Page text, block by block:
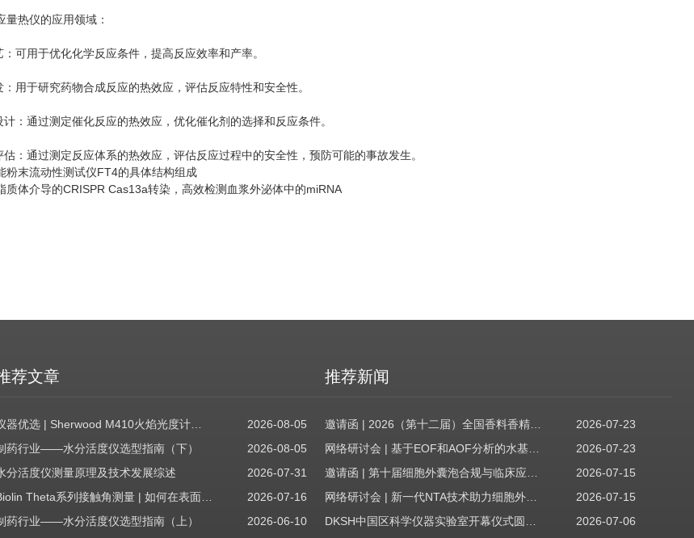
热仪的应用领域：
用于优化化学反应条件，提高反应效率和产率。
于研究药物合成反应的热效应，评估反应特性和安全性。
通过测定催化反应的热效应，优化催化剂的选择和反应条件。
通过测定反应体系的热效应，评估反应过程中的安全性，预防可能的事故发生。
粉末流动性测试仪FT4的具体结构组成
质体介导的CRISPR Cas13a转染，高效检测血浆外泌体中的miRNA
荐文章
2026-08-05
药行业——水分活度仪选型指南（下）
2026-08-05
分活度仪测量原理及技术发展综述
2026-07-31
2026-07-16
药行业——水分活度仪选型指南（上）
2026-06-10
推荐新闻
邀请函 | 2026（第十二届）全国香料香精技术交流年会
2026-07-23
网络研讨会 | 基于EOF和AOF分析的水基质中PFAS筛查
2026-07-23
2026-07-15
网络研讨会 | 新一代NTA技术助力细胞外囊泡质量评估与工艺开发
2026-07-15
2026-07-06